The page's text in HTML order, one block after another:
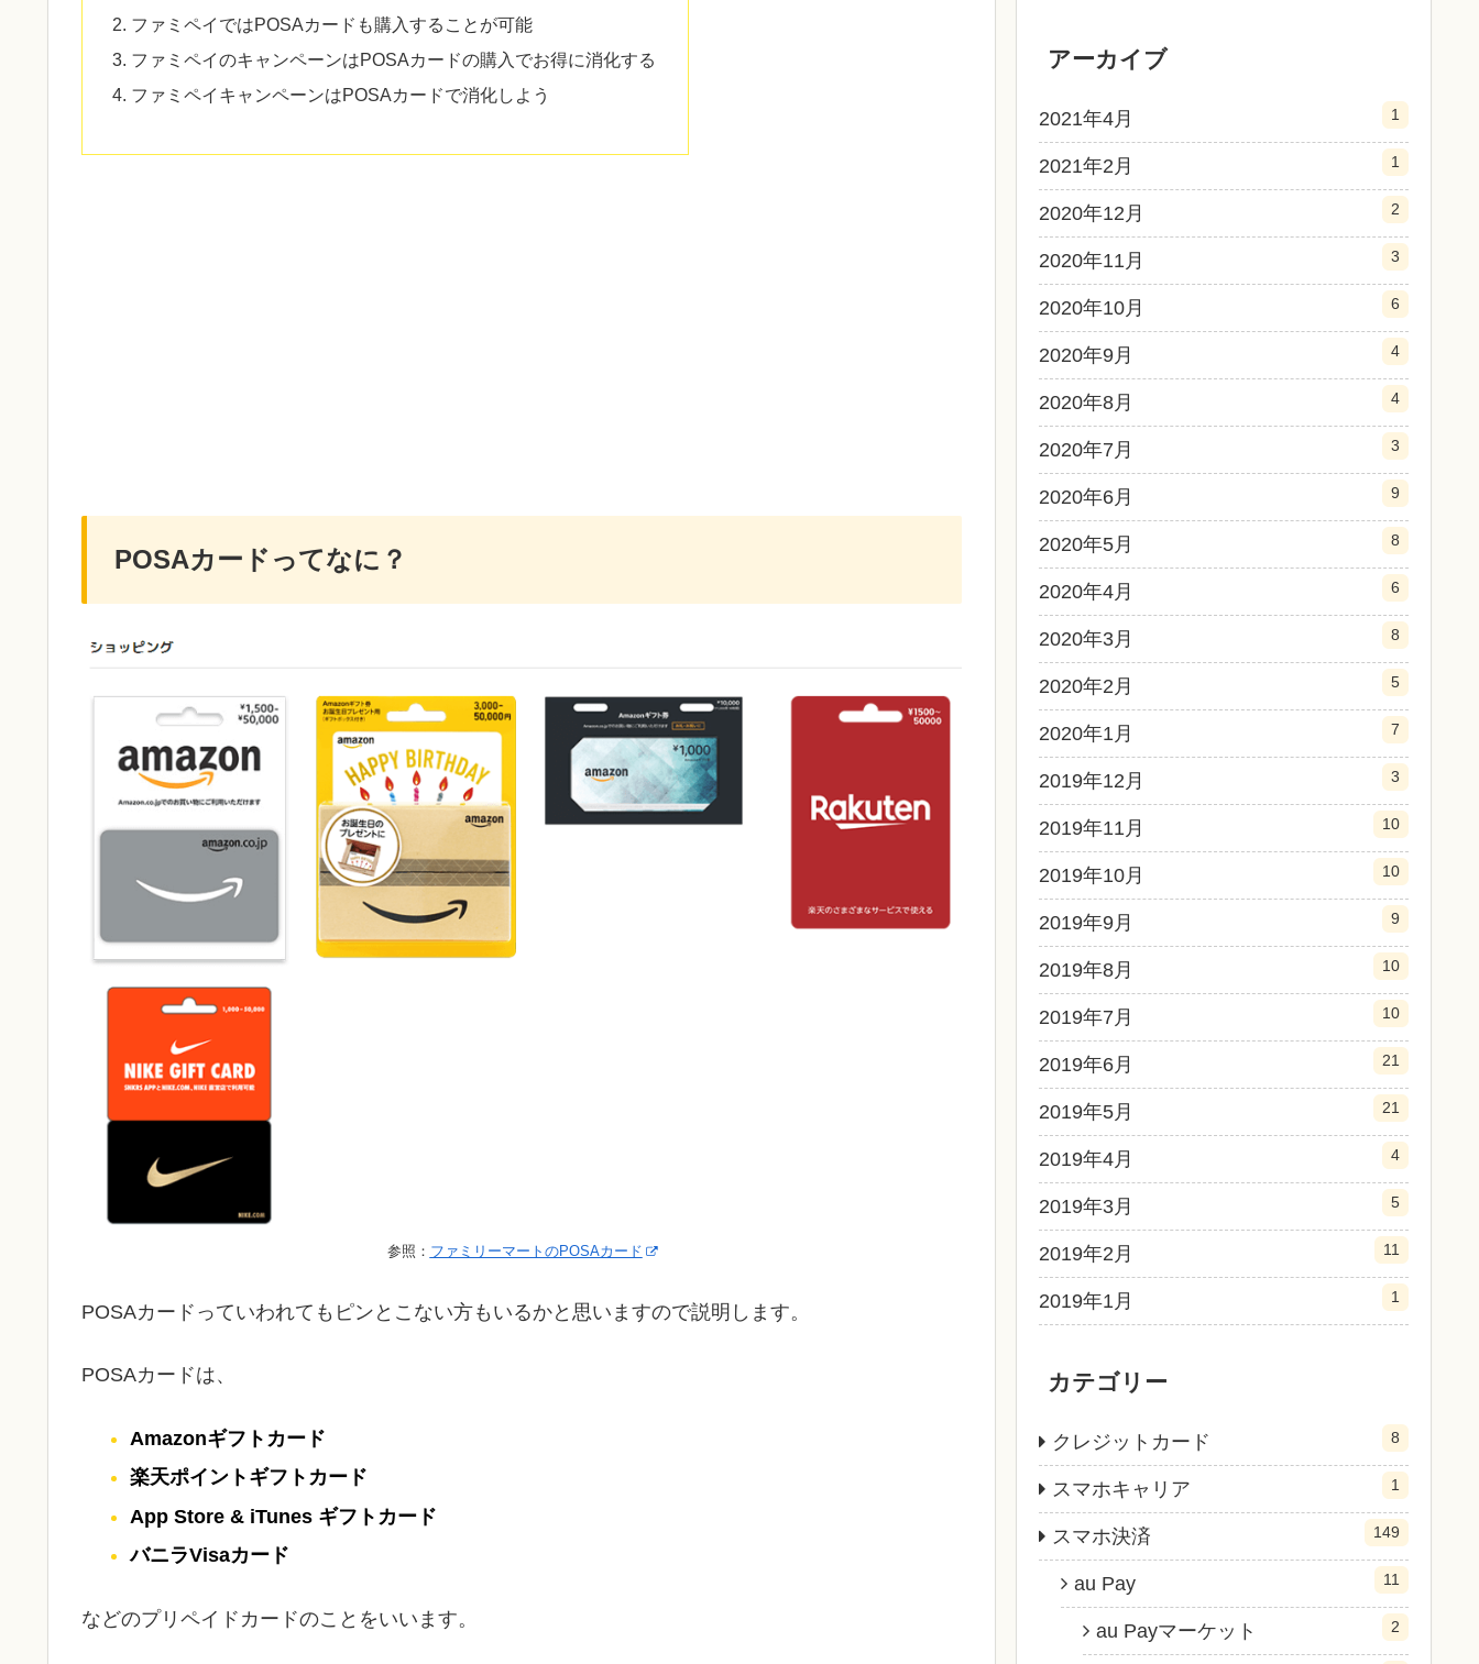
ファミペイではPOSAカードも購入することが可能
ファミペイのキャンペーンはPOSAカードの購入でお得に消化する
ファミペイキャンペーンはPOSAカードで消化しよう
POSAカードってなに？
参照： ファミリーマートのPOSAカード
POSAカードっていわれてもピンとこない方もいるかと思いますので説明します。
POSAカードは、
Amazonギフトカード
楽天ポイントギフトカード
App Store & iTunes ギフトカード
バニラVisaカード
などのプリペイドカードのことをいいます。
アーカイブ
2021年4月 1
2021年2月 1
2020年12月 2
2020年11月 3
2020年10月 6
2020年9月 4
2020年8月 4
2020年7月 3
2020年6月 9
2020年5月 8
2020年4月 6
2020年3月 8
2020年2月 5
2020年1月 7
2019年12月 3
2019年11月 10
2019年10月 10
2019年9月 9
2019年8月 10
2019年7月 10
2019年6月 21
2019年5月 21
2019年4月 4
2019年3月 5
2019年2月 11
2019年1月 1
カテゴリー
クレジットカード 8
スマホキャリア 1
スマホ決済 149
au Pay 11
au Payマーケット 2